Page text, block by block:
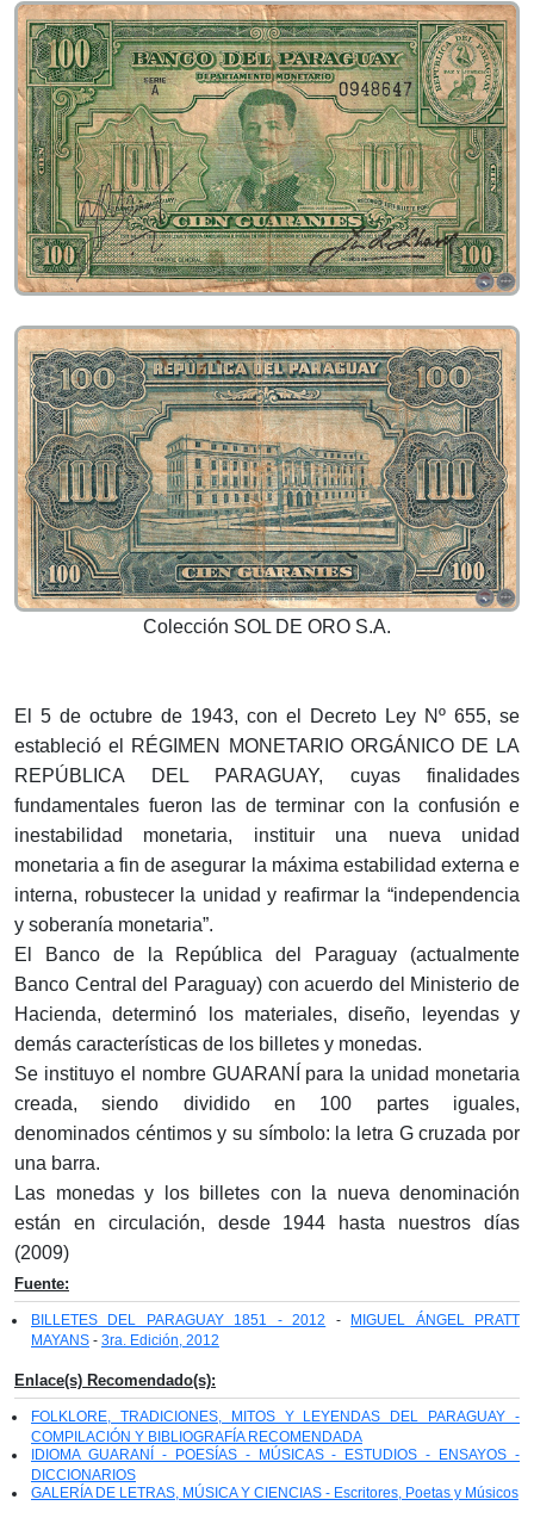
Colección SOL DE ORO S.A.
El 5 de octubre de 1943, con el Decreto Ley Nº 655, se
estableció el RÉGIMEN MONETARIO ORGÁNICO DE LA
REPÚBLICA DEL PARAGUAY, cuyas finalidades
fundamentales fueron las de terminar con la confusión e
inestabilidad monetaria, instituir una nueva unidad
monetaria a fin de asegurar la máxima estabilidad externa e
interna, robustecer la unidad y reafirmar la “independencia
y soberanía monetaria”.
El Banco de la República del Paraguay (actualmente
Banco Central del Paraguay) con acuerdo del Ministerio de
Hacienda, determinó los materiales, diseño, leyendas y
demás características de los billetes y monedas.
Se instituyo el nombre GUARANÍ para la unidad monetaria
creada, siendo dividido en 100 partes iguales,
denominados céntimos y su símbolo: la letra G cruzada por
una barra.
Las monedas y los billetes con la nueva denominación
están en circulación, desde 1944 hasta nuestros días
(2009)
Fuente:
BILLETES DEL PARAGUAY 1851 - 2012 -
MIGUEL ÁNGEL PRATT
MAYANS - 3ra. Edición, 2012
Enlace(s) Recomendado(s):
FOLKLORE, TRADICIONES, MITOS Y LEYENDAS DEL PARAGUAY -
COMPILACIÓN Y BIBLIOGRAFÍA RECOMENDADA
IDIOMA GUARANÍ - POESÍAS - MÚSICAS - ESTUDIOS - ENSAYOS -
DICCIONARIOS
GALERÍA DE LETRAS, MÚSICA Y CIENCIAS - Escritores, Poetas y Músicos